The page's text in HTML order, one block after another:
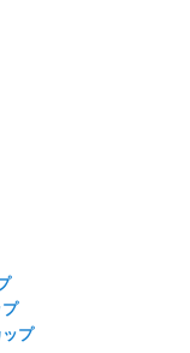
プ